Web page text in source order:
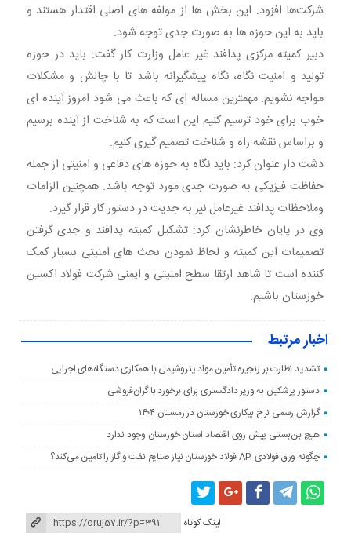
شرکت‌ها افزود: این بخش ها از مولفه های اصلی اقتدار هستند و
باید به این حوزه ها به صورت جدی توجه شود.
دبیر کمیته مرکزی پدافند غیر عامل وزارت کار گفت: باید در حوزه
تولید و امنیت نگاه، نگاه پیشگیرانه باشد تا با چالش و مشکلات
مواجه نشویم. مهمترین مساله ای که باعث می شود امروز آینده ای
خوب برای خود ترسیم کنیم این است که به شناخت از آینده برسیم
و براساس نقشه راه و شناخت تصمیم گیری کنیم.
دشت دار عنوان کرد: باید نگاه به حوزه های دفاعی و امنیتی از جمله
حفاظت فیزیکی به صورت جدی مورد توجه باشد. همچنین الزامات
وملاحظات پدافند غیرعامل نیز به جدیت در دستور کار قرار گیرد.
وی در پایان خاطرنشان کرد: تشکیل کمیته پدافند و جدی گرفتن
تصمیمات این کمیته و لحاظ نمودن بحث های امنیتی بسیار کمک
کننده است تا شاهد ارتقا سطح امنیتی و ایمنی شرکت فولاد اکسین
خوزستان باشیم.
اخبار مرتبط
تشدید نظارت بر زنجیره تأمین مواد پتروشیمی با همکاری دستگاه‌های اجرایی
دستور پزشکیان به وزیر دادگستری برای برخورد با گران‌فروشی
گزارش رسمی نرخ بیکاری خوزستان در زمستان ۱۴۰۴
هیچ بن‌بستی پیش روی اقتصاد استان خوزستان وجود ندارد
چگونه ورق فولادی API فولاد خوزستان نیاز صنایع نفت و گاز را تامین می‌کند؟
لینک کوتاه